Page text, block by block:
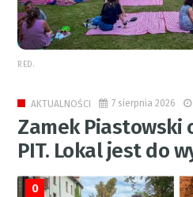
RED.
AKTUALNOŚCI 7 sierpnia 2026
Zamek Piastowski
PIT. Lokal jest do
0